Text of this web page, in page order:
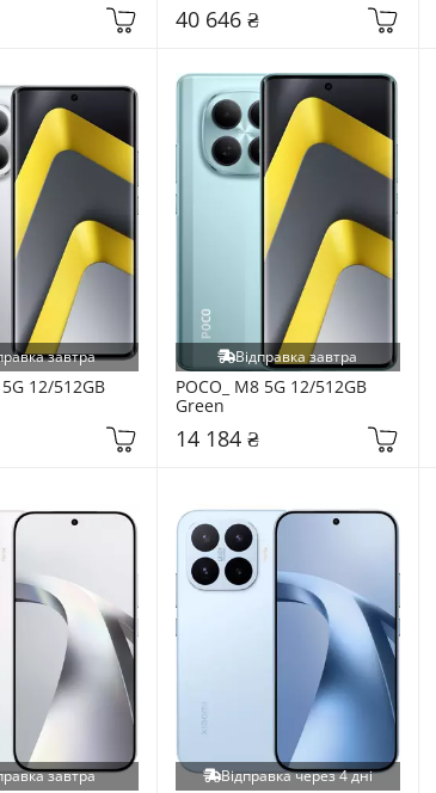
40 646 ₴
завтра
12/512GB
Відправка завтра
POCO_ M8 5G 12/512GB
Green
14 184 ₴
завтра Відправка через 4 дні